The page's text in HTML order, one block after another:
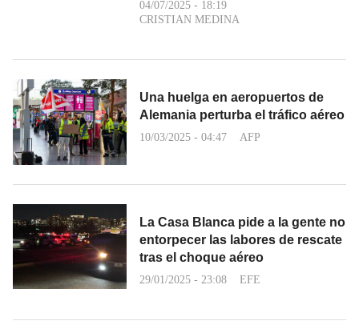
04/07/2025 - 18:19
CRISTIAN MEDINA
Una huelga en aeropuertos de
Alemania perturba el tráfico aéreo
10/03/2025 - 04:47 AFP
La Casa Blanca pide a la gente no
entorpecer las labores de rescate
tras el choque aéreo
29/01/2025 - 23:08 EFE